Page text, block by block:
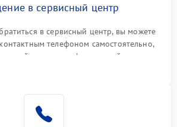
в сервисный центр
в сервисный центр, вы можете
телефоном самостоятельно,
свой номер телефона на сайте